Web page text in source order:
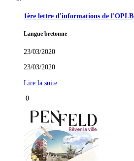
1ère lettre d'informations de l'OPLB
Langue bretonne
23/03/2020
23/03/2020
Lire la suite
0